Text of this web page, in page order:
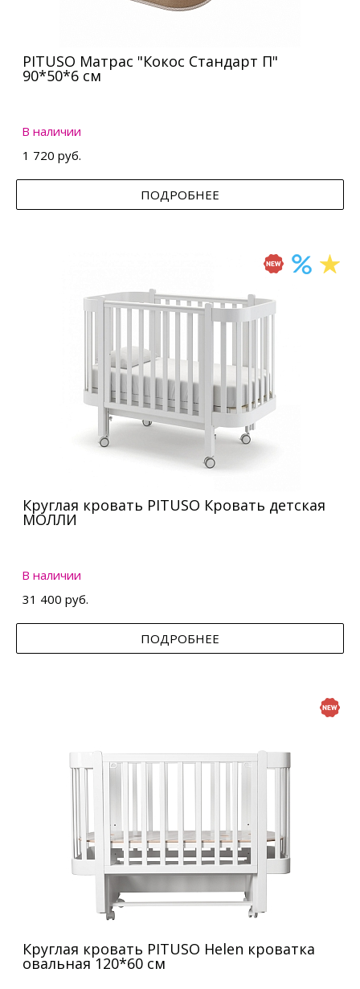
PITUSO Матрас "Кокос Стандарт П"
90*50*6 см
В наличии
1 720 руб.
ПОДРОБНЕЕ
Круглая кровать PITUSO Кровать детская
МОЛЛИ
В наличии
31 400 руб.
ПОДРОБНЕЕ
Круглая кровать PITUSO Helen кроватка
овальная 120*60 см